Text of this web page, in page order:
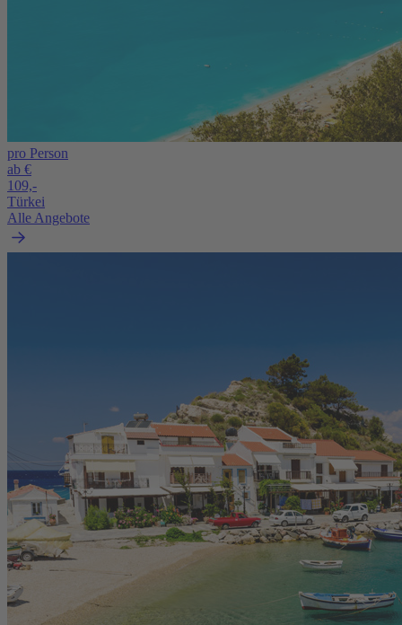
pro Person
ab €
109,-
Türkei
Alle Angebote